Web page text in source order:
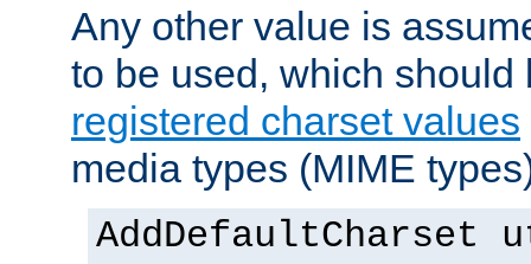
Any other value is
to be used, which
registered charset values
media types (MIME
AddDefaultCharset